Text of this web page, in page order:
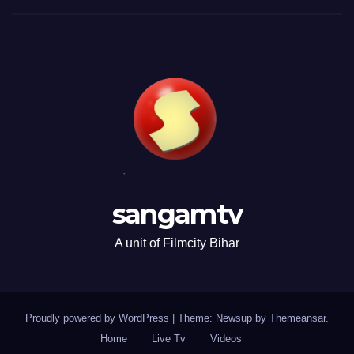
sangamtv
A unit of Filmcity Bihar
Proudly powered by WordPress Theme: Newsup by Themeansar.
Home
Live Tv Videos